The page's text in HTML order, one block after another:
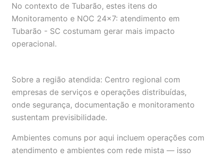
No contexto de Tubarão, estes itens do
Monitoramento e NOC 24×7: atendimento em
Tubarão - SC costumam gerar mais impacto
operacional.
Sobre a região atendida: Centro regional com
empresas de serviços e operações distribuídas,
onde segurança, documentação e monitoramento
sustentam previsibilidade.
Ambientes comuns por aqui incluem operações com
atendimento e ambientes com rede mista — isso